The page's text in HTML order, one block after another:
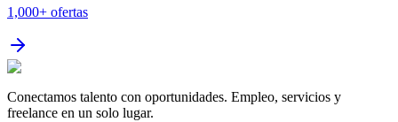
1,000+ ofertas
Conectamos talento con oportunidades. Empleo, servicios y
freelance en un solo lugar.